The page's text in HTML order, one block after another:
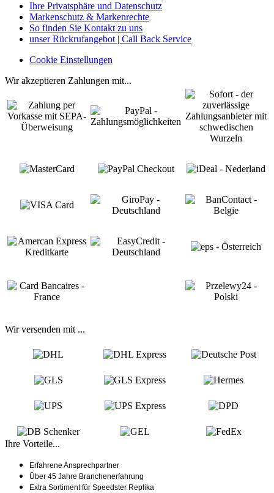
Ihre Privatsphäre und Datenschutz
Markenschutz & Markenrechte
So finden Sie Kontakt zu uns
unser Rückrufangebot | Call Back Service
Cookie Einstellungen
Wir akzeptieren Zahlungen mit...
Wir versenden mit ...
Ihre Vorteile...
Erfahrene Ansprechpartner
Über 45 Jahre Branchenerfahrung
Extra Sortiment für Speedster Replika